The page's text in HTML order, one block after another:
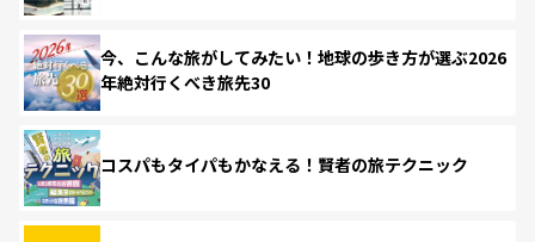
今、こんな旅がしてみたい！地球の歩き方が選ぶ2026
年絶対行くべき旅先30
コスパもタイパもかなえる！賢者の旅テクニック